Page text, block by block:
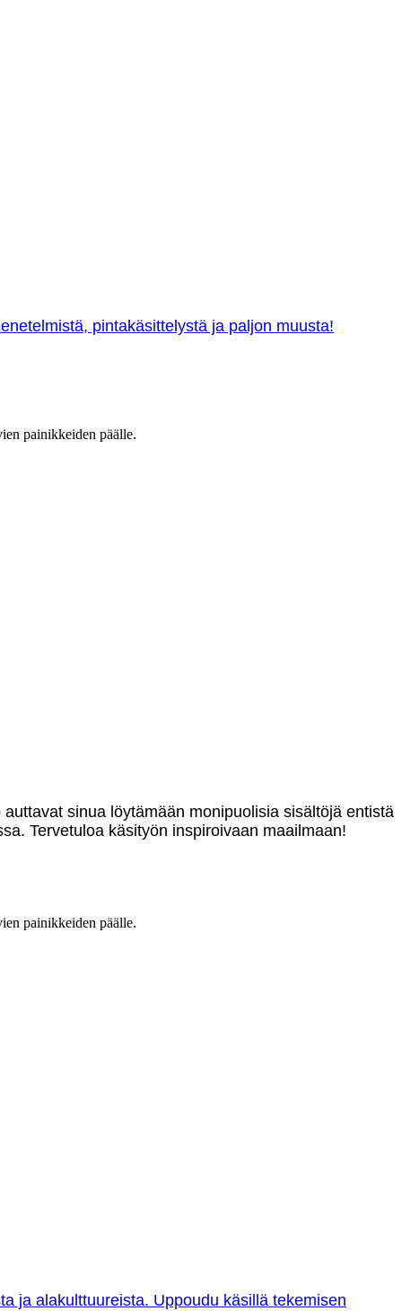
pintakäsittelystä ja paljon muusta!
painikkeiden päälle.
sinua löytämään monipuolisia sisältöjä entistä
Tervetuloa käsityön inspiroivaan maailmaan!
painikkeiden päälle.
ja alakulttuureista. Uppoudu käsillä tekemisen